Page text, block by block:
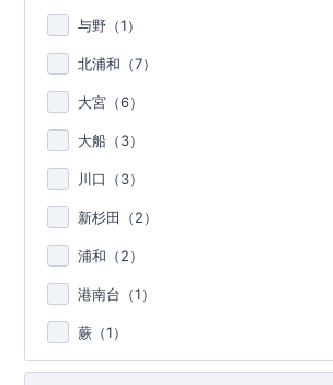
与野（1）
北浦和（7）
大宮（6）
大船（3）
川口（3）
新杉田（2）
浦和（2）
港南台（1）
蕨（1）